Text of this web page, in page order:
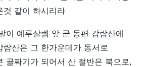
것 같이 하시리라
이 예루살렘 앞 곧 동편 감람산에
람산은 그 한가운데가 동서로
골짜기가 되어서 산 절반은 북으로,